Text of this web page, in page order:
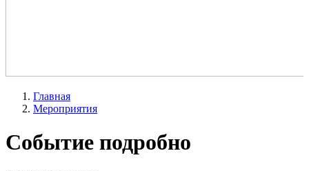
Главная
Мероприятия
Событие подробно